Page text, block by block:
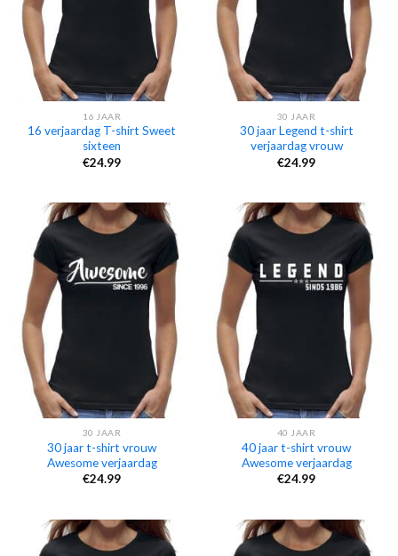
16 JAAR
16 verjaardag T-shirt Sweet
sixteen
€24.99
30 JAAR
30 jaar Legend t-shirt
verjaardag vrouw
€24.99
30 JAAR
30 jaar t-shirt vrouw
Awesome verjaardag
€24.99
40 JAAR
40 jaar t-shirt vrouw
Awesome verjaardag
€24.99